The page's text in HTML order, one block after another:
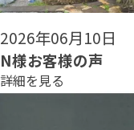
2026年06月08日
N様お客様の声
詳細を見る